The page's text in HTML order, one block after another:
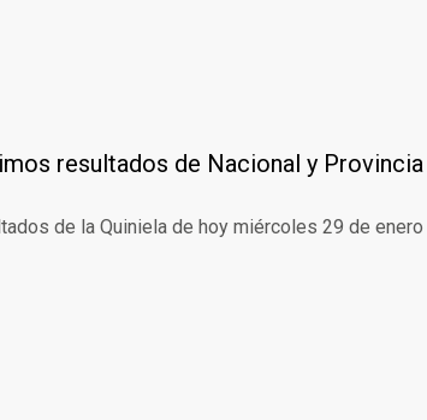
resultados de Nacional y Provincia
de la Quiniela de hoy miércoles 29 de enero